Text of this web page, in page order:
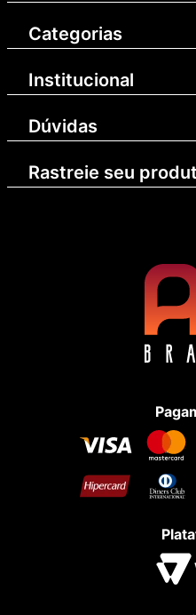
Categorias
Institucional
Dúvidas
Rastreie seu